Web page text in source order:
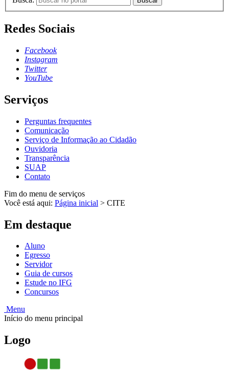
Redes Sociais
Facebook
Instagram
Twitter
YouTube
Serviços
Perguntas frequentes
Comunicação
Serviço de Informação ao Cidadão
Ouvidoria
Transparência
SUAP
Contato
Fim do menu de serviços
Você está aqui: Página inicial > CITE
Em destaque
Aluno
Egresso
Servidor
Guia de cursos
Estude no IFG
Concursos
Menu
Início do menu principal
Logo